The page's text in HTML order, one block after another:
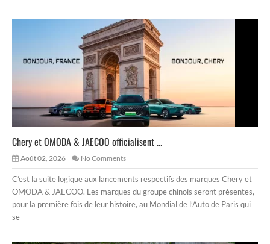
Chery et OMODA & JAECOO officialisent ...
Août 02, 2026 No Comments
C’est la suite logique aux lancements respectifs des marques Chery et
OMODA & JAECOO. Les marques du groupe chinois seront présentes,
pour la première fois de leur histoire, au Mondial de l’Auto de Paris qui
se